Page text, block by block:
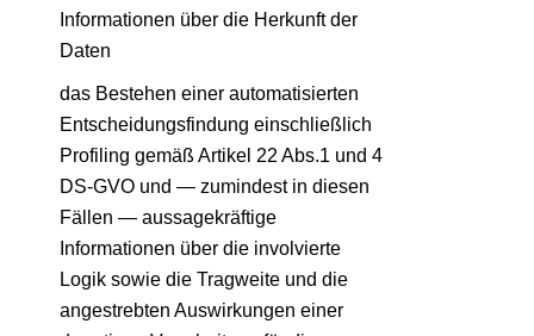
Informationen über die Herkunft der
Daten
das Bestehen einer automatisierten
Entscheidungsfindung einschließlich
Profiling gemäß Artikel 22 Abs.1 und 4
DS-GVO und — zumindest in diesen
Fällen — aussagekräftige
Informationen über die involvierte
Logik sowie die Tragweite und die
angestrebten Auswirkungen einer